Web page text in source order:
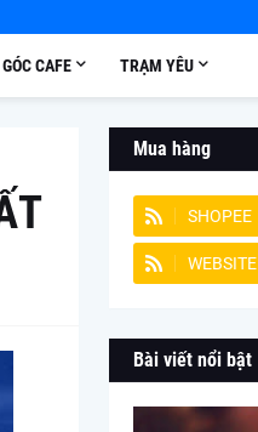
GÓC CAFE TRẠM YÊU
Mua hàng
SHOPEE
WEBSITE
Bài viết nổi bật